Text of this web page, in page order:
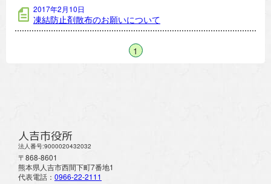
2017年2月10日
凍結防止剤散布のお願いについて
1
人吉市役所
法人番号:9000020432032
〒868-8601
熊本県人吉市西間下町7番地1
代表電話： 0966-22-2111